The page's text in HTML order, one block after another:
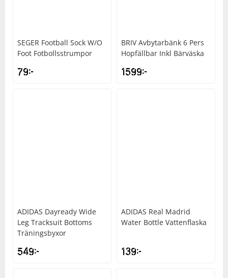
SEGER Football Sock W/O
Foot Fotbollsstrumpor
79kr
BRIV Avbytarbänk 6 Pers
Hopfällbar Inkl Bärväska
1599kr
ADIDAS Dayready Wide
Leg Tracksuit Bottoms
Träningsbyxor
549kr
ADIDAS Real Madrid
Water Bottle Vattenflaska
139kr